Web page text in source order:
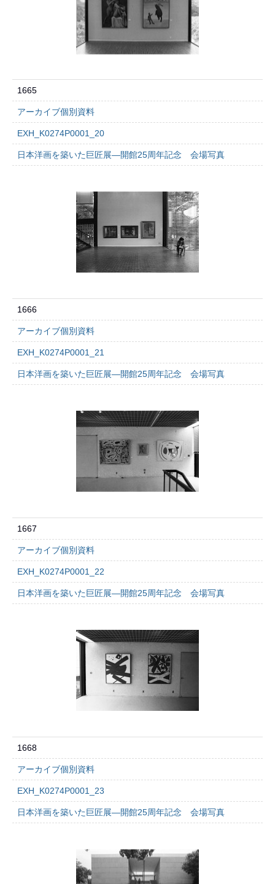
1665
アーカイブ個別資料
EXH_K0274P0001_20
日本洋画を築いた巨匠展―開館25周年記念 会場写真
1666
アーカイブ個別資料
EXH_K0274P0001_21
日本洋画を築いた巨匠展―開館25周年記念 会場写真
1667
アーカイブ個別資料
EXH_K0274P0001_22
日本洋画を築いた巨匠展―開館25周年記念 会場写真
1668
アーカイブ個別資料
EXH_K0274P0001_23
日本洋画を築いた巨匠展―開館25周年記念 会場写真